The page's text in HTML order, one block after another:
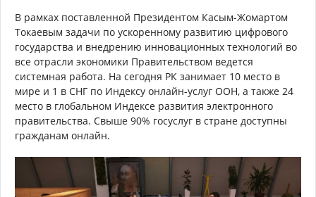
В рамках поставленной Президентом Касым-Жомартом
Токаевым задачи по ускоренному развитию цифрового
государства и внедрению инновационных технологий во
все отрасли экономики Правительством ведется
системная работа. На сегодня РК занимает 10 место в
мире и 1 в СНГ по Индексу онлайн-услуг ООН, а также 24
место в глобальном Индексе развития электронного
правительства. Свыше 90% госуслуг в стране доступны
гражданам онлайн.